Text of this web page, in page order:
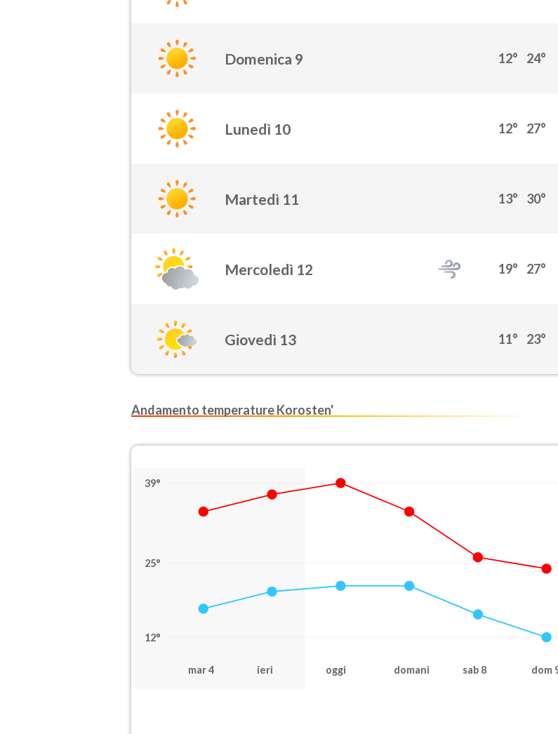
Domenica 9 12° 24°
Lunedì 10 12° 27°
Martedì 11 13° 30°
Mercoledì 12 19° 27°
Giovedì 13 11° 23°
Andamento temperature Korosten'
39°
25°
12°
mar 4 ieri oggi domani sab 8 dom